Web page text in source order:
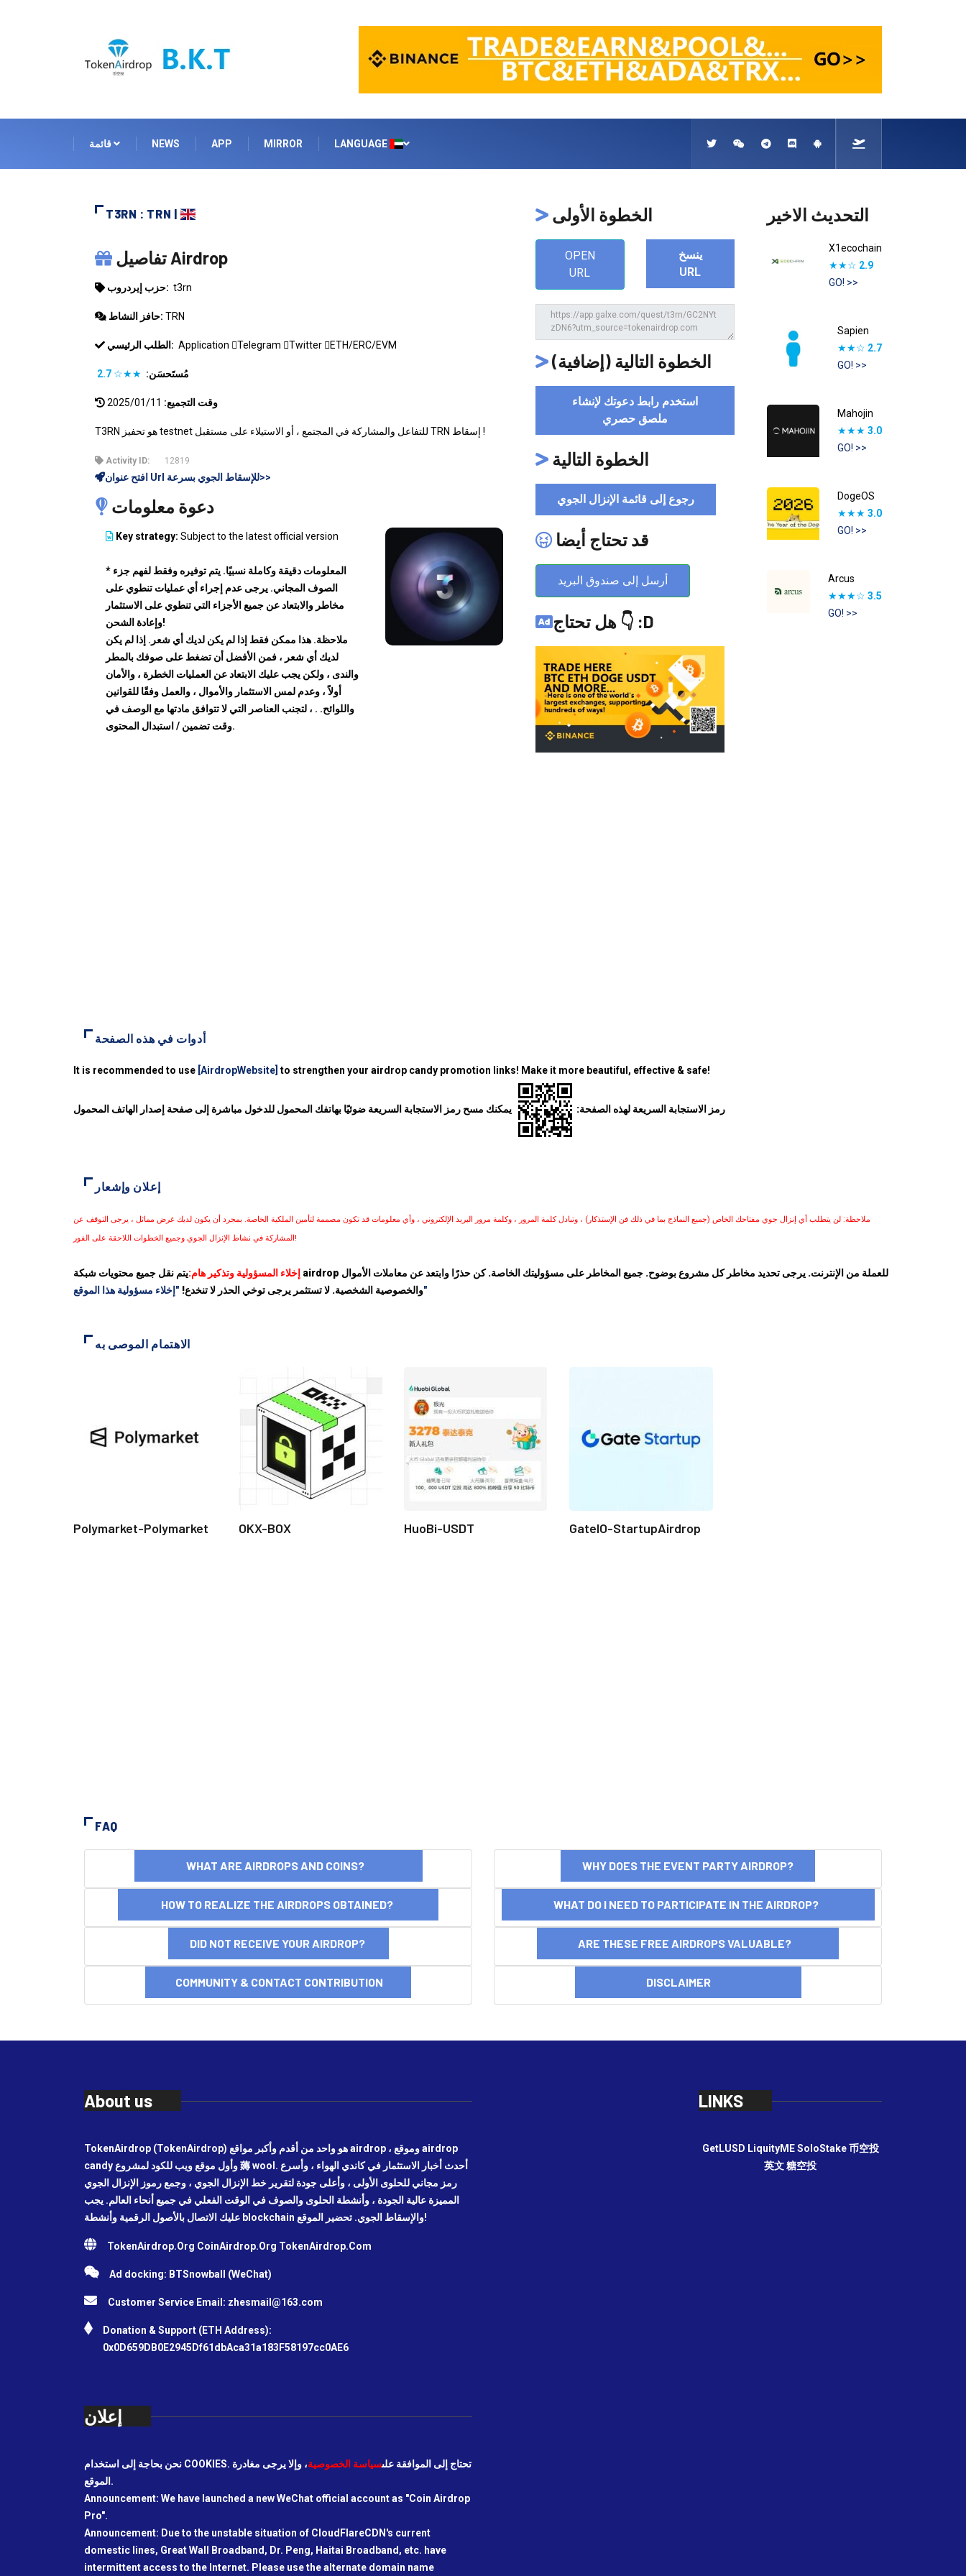
NEWS APP MIRROR LANGUAGE
T3RN : TRN |
T3RN
تفاصيل Airdrop
حزب إيردروب: t3rn
حافز النشاط: TRN
الطلب الرئيسي: Application Telegram Twitter ETH/ERC/EVM
مُستَحسَن: ★★☆
2.7
وقت التجميع: 2025/01/11
T3RN هو تحفيز testnet للتفاعل والمشاركة في المجتمع ، أو الاستيلاء على مستقبل TRN إسقاط !
Activity ID: 12819
افتح عنوان Url للإسقاط الجوي بسرعة>>
دعوة معلومات
Key strategy: Subject to the latest official version
* المعلومات دقيقة وكاملة نسبيًا. يتم توفيره وفقط لفهم جزء
الصوف المجاني. يرجى عدم إجراء أي عمليات تنطوي على
مخاطر والابتعاد عن جميع الأجزاء التي تنطوي على الاستثمار
وإعادة الشحن!
ملاحظة. هذا ممكن فقط إذا لم يكن لديك أي شعر. إذا لم يكن
لديك أي شعر ، فمن الأفضل أن تضغط على صوفك بالمطر
والندى ، ولكن يجب عليك الابتعاد عن العمليات الخطرة ، والأمان
أولاً ، وعدم لمس الاستثمار والأموال ، والعمل وفقًا للقوانين
واللوائح. . ، لتجنب العناصر التي لا تتوافق مادتها مع الوصف في
وقت تضمين / استبدال المحتوى.
الخطوة الأولى
OPEN
URL
ينسخ
URL
الخطوة التالية (إضافية)
استخدم رابط دعوتك لإنشاء
ملصق حصري
الخطوة التالية
رجوع إلى قائمة الإنزال الجوي
قد تحتاج أيضا
أرسل إلى صندوق البريد
هل تحتاج 👇 :D
التحديث الاخير
X1ecochain
★★☆ 2.9
GO! >>
Sapien
★★☆ 2.7
GO! >>
Mahojin
★★★ 3.0
GO! >>
DogeOS
★★★ 3.0
GO! >>
Arcus
★★★☆ 3.5
GO! >>
أدوات في هذه الصفحة
It is recommended to use [AirdropWebsite] to strengthen your airdrop candy promotion links! Make it more beautiful, effective & safe!
رمز الاستجابة السريعة لهذه الصفحة: يمكنك مسح رمز الاستجابة السريعة ضوئيًا بهاتفك المحمول للدخول مباشرة إلى صفحة إصدار الهاتف المحمول
إعلان وإشعار
ملاحظة: لن يتطلب أي إنزال جوي مفتاحك الخاص (جميع النماذج بما في ذلك فن الإستذكار) ، وتبادل كلمة المرور ، وكلمة مرور البريد الإلكتروني ، وأي معلومات قد تكون مصممة لتأمين الملكية الخاصة. بمجرد أن يكون لديك غرض مماثل ، يرجى التوقف عن
المشاركة في نشاط الإنزال الجوي وجميع الخطوات اللاحقة على الفور!
إخلاء المسؤولية وتذكير هام:يتم نقل جميع محتويات شبكة airdrop للعملة من الإنترنت. يرجى تحديد مخاطر كل مشروع بوضوح. جميع المخاطر على مسؤوليتك الخاصة. كن حذرًا وابتعد عن معاملات الأموال
والخصوصية الشخصية. لا تستثمر يرجى توخي الحذر لا تنخدع!"إخلاء مسؤولية هذا الموقع"
الاهتمام الموصى به
Polymarket-Polymarket OKX-BOX HuoBi-USDT GateIO-StartupAirdrop
FAQ
WHAT ARE AIRDROPS AND COINS? WHY DOES THE EVENT PARTY AIRDROP?
HOW TO REALIZE THE AIRDROPS OBTAINED? WHAT DO I NEED TO PARTICIPATE IN THE AIRDROP?
DID NOT RECEIVE YOUR AIRDROP? ARE THESE FREE AIRDROPS VALUABLE?
COMMUNITY & CONTACT CONTRIBUTION DISCLAIMER
About us
TokenAirdrop (TokenAirdrop) هو واحد من أقدم وأكبر مواقع airdrop ، وموقع airdrop
candy وأول موقع ويب للكود لمشروع 薅 wool. أحدث أخبار الاستثمار في كاندي الهواء ، وأسرع
رمز مجاني للحلوى الأولى ، وأعلى جودة لتقرير خط الإنزال الجوي ، وجمع رموز الإنزال الجوي
المميزة عالية الجودة ، وأنشطة الحلوى والصوف في الوقت الفعلي في جميع أنحاء العالم. يجب
عليك الاتصال بالأصول الرقمية وأنشطة blockchain والإسقاط الجوي. تحضير الموقع!
TokenAirdrop.Org CoinAirdrop.Org TokenAirdrop.Com
Ad docking: BTSnowball (WeChat)
Customer Service Email: zhesmail@163.com
Donation & Support (ETH Address):
0x0D659DB0E2945Df61dbAca31a183F58197cc0AE6
LINKS
GetLUSD LiquityME SoloStake 币空投
英文糖空投
إعلان
نحن بحاجة إلى استخدام COOKIES. تحتاج إلى الموافقة علىسياسة الخصوصية، وإلا يرجى مغادرة
الموقع.
Announcement: We have launched a new WeChat official account as "Coin Airdrop
Pro".
Announcement: Due to the unstable situation of CloudFlareCDN's current
domestic lines, Great Wall Broadband, Dr. Peng, Haitai Broadband, etc. have
intermittent access to the Internet. Please use the alternate domain name